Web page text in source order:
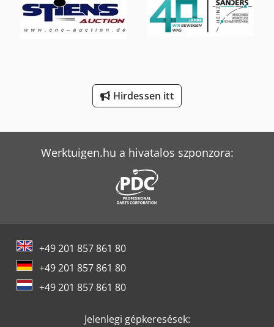
Merlo Tf 33.7-115
Merlo Tf 42.7 Cs-145
Volvo Fh 400
Weinbrenner Tsv 6/3050
Hirdessen itt
Werktuigen.hu a hivatalos szponzora:
+49 201 857 861 80
+49 201 857 861 80
+49 201 857 861 80
Jelenlegi gépkeresések: